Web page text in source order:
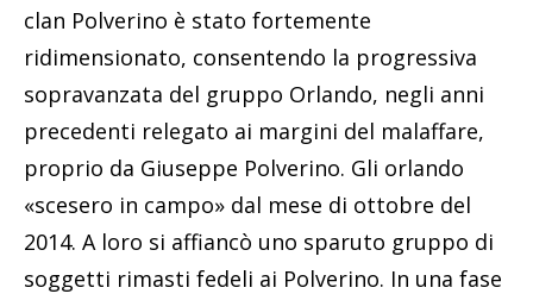
clan Polverino è stato fortemente
ridimensionato, consentendo la progressiva
sopravanzata del gruppo Orlando, negli anni
precedenti relegato ai margini del malaffare,
proprio da Giuseppe Polverino. Gli orlando
«scesero in campo» dal mese di ottobre del
2014. A loro si affiancò uno sparuto gruppo di
soggetti rimasti fedeli ai Polverino. In una fase